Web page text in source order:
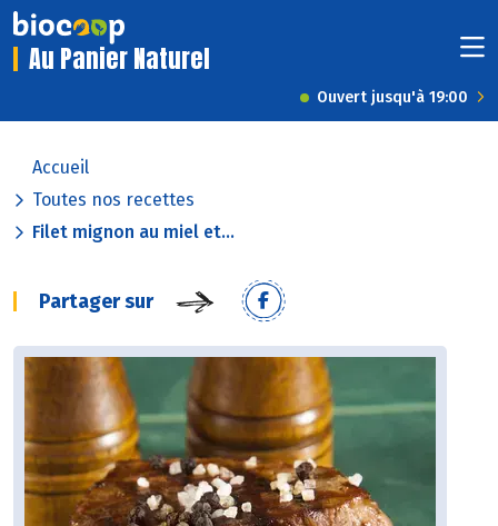
Au Panier Naturel
Ouvert jusqu'à 19:00
Accueil
Toutes nos recettes
Filet mignon au miel et...
Partager sur